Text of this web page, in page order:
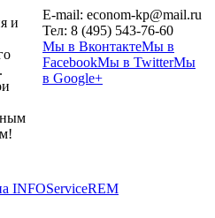
и
E-mail: econom-kp@mail.ru
Тел: 8 (495) 543-76-60
Мы в ВконтактеМы в
FacebookМы в TwitterМы
в Google+
INFOServiceREM